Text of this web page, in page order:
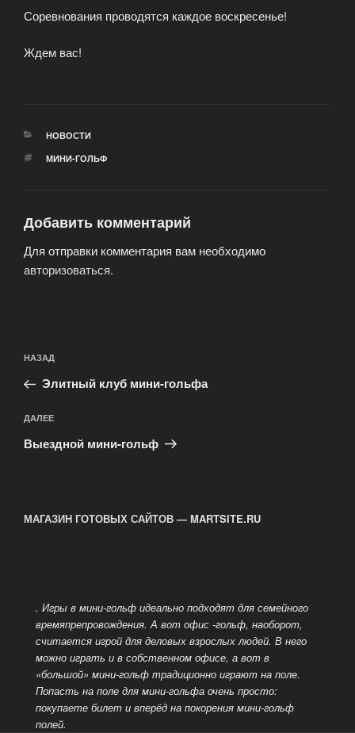
Соревнования проводятся каждое воскресенье!
Ждем вас!
РУБРИКИ
НОВОСТИ
МЕТКИ
МИНИ-ГОЛЬФ
Добавить комментарий
Для отправки комментария вам необходимо
авторизоваться.
по
записям
Предыдущая
запись:
НАЗАД
Элитный клуб мини-гольфа
Следующая
запись
ДАЛЕЕ
Выездной мини-гольф
МАГАЗИН ГОТОВЫХ САЙТОВ — MARTSITE.RU
. Игры в мини-гольф идеально подходят для семейного
времяпрепровождения. А вот офис -гольф, наоборот,
считается игрой для деловых взрослых людей. В него
можно играть и в собственном офисе, а вот в
«большой» мини-гольф традиционно играют на поле.
Попасть на поле для мини-гольфа очень просто:
покупаете билет и вперёд на покорения мини-гольф
полей.